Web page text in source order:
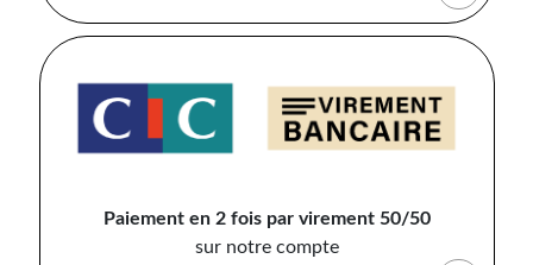
Paiement en 2 fois par virement 50/50
sur notre compte